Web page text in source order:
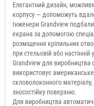
Елегантний дизайн,
корпусу — допоможуть
Інженери Grandview
екрана за допомогою
розміщення кріпильних
при стельовій або настінній
Grandview для виробництва
використовує
скловолоконного
зносостійку поверхню.
Для виробництва